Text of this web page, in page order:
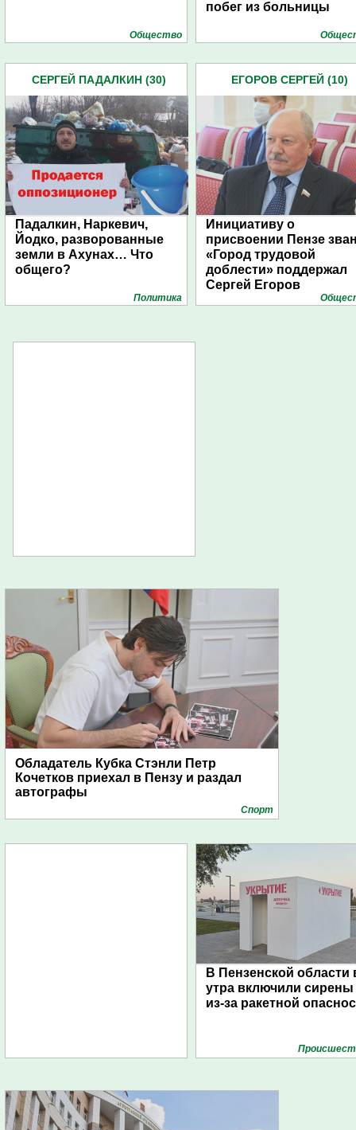
Общество
побег из больницы
СЕРГЕЙ ПАДАЛКИН (30)
Падалкин, Наркевич,
Йодко, разворованные
земли в Ахунах… Что
общего?
Политика
ЕГОРОВ СЕРГЕЙ (10)
Инициативу о
присвоении Пензе
«Город трудовой
доблести» поддержал
Сергей Егоров
Обладатель Кубка Стэнли Петр
Кочетков приехал в Пензу и раздал
автографы
Спорт
В Пензенской области
утра включили сирены
из-за ракетной